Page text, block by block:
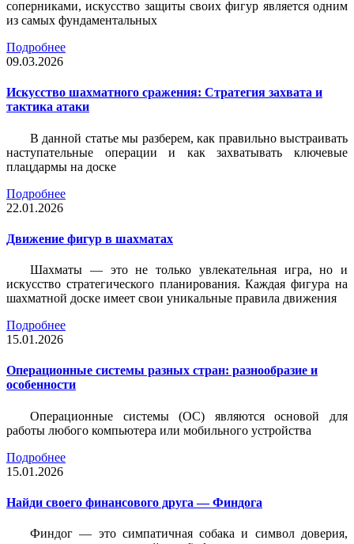
соперниками, искусство защиты своих фигур является одним
из самых фундаментальных
Подробнее
09.03.2026
Искусство шахматного сражения: Стратегия захвата и
тактика атаки
В данной статье мы разберем, как правильно выстраивать
наступательные операции и как захватывать ключевые
плацдармы на доске
Подробнее
22.01.2026
Движение фигур в шахматах
Шахматы — это не только увлекательная игра, но и
искусство стратегического планирования. Каждая фигура на
шахматной доске имеет свои уникальные правила движения
Подробнее
15.01.2026
Операционные системы разных стран: разнообразие и
особенности
Операционные системы (ОС) являются основой для
работы любого компьютера или мобильного устройства
Подробнее
15.01.2026
Найди своего финансового друга — Финдога
Финдог — это симпатичная собака и символ доверия,